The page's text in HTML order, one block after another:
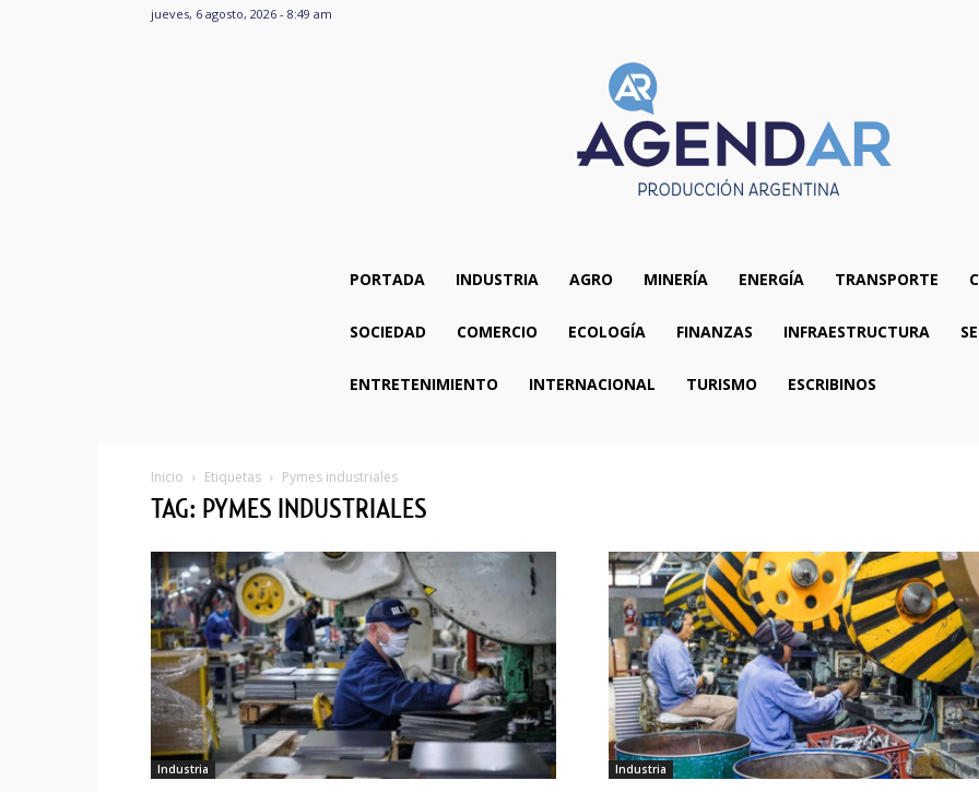
jueves, 6 agosto, 2026 - 8:49 am
PORTADA INDUSTRIA AGRO MINERÍA ENERGÍA TRANSPORTE
SOCIEDAD COMERCIO ECOLOGÍA FINANZAS INFRAESTRUCTURA
ENTRETENIMIENTO INTERNACIONAL TURISMO ESCRIBINOS
Inicio Etiquetas Pymes industriales
TAG: PYMES INDUSTRIALES
Industria Industria